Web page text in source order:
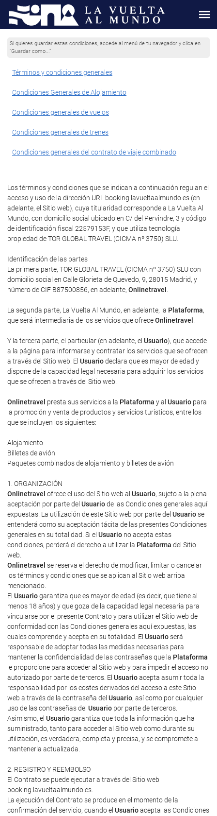
Si quieres guardar estas condiciones, accede al menú de tu navegador y clica en
"Guardar como..."
Términos y condiciones generales
Condiciones Generales de Alojamiento
Condiciones generales de vuelos
Condiciones generales de trenes
Condiciones generales del contrato de viaje combinado
Los términos y condiciones que se indican a continuación regulan el
acceso y uso de la dirección URL booking.lavueltaalmundo.es (en
adelante, el Sitio web), cuya titularidad corresponde a La Vuelta Al
Mundo, con domicilio social ubicado en C/ del Pervindre, 3 y código
de identificación fiscal 22579153F, y que utiliza tecnología
propiedad de TOR GLOBAL TRAVEL (CICMA nº 3750) SLU.
Identificación de las partes
La primera parte, TOR GLOBAL TRAVEL (CICMA nº 3750) SLU con
domicilio social en Calle Glorieta de Quevedo, 9, 28015 Madrid, y
número de CIF B87500856, en adelante, Onlinetravel
La segunda parte, La Vuelta Al Mundo, en adelante, la Plataforma,
que será intermediaria de los servicios que ofreceOnlinetravel
Y la tercera parte, el particular (en adelante, el Usuario), que accede
a la página para informarse y contratar los servicios que se ofrecen
a través del Sitio web. El Usuariodeclara que es mayor de edad y
dispone de la capacidad legal necesaria para adquirir los servicios
que se ofrecen a través del Sitio web.
Onlinetravel presta sus servicios a la Plataforma y al Usuario para
la promoción y venta de productos y servicios turísticos, entre los
que se incluyen los siguientes:
Alojamiento
Billetes de avión
Paquetes combinados de alojamiento y billetes de avión
1. ORGANIZACIÓN
Onlinetravel ofrece el uso del Sitio web al Usuario, sujeto a la plena
aceptación por parte del Usuariode las Condiciones generales aquí
expuestas. La utilización de este Sitio web por parte del Usuariose
entenderá como su aceptación tácita de las presentes Condiciones
generales en su totalidad. Si el Usuario no acepta estas
condiciones, perderá el derecho a utilizar la Plataforma del Sitio
web.
Onlinetravel se reserva el derecho de modificar, limitar o cancelar
los términos y condiciones que se aplican al Sitio web arriba
mencionado.
El Usuariogarantiza que es mayor de edad (es decir, que tiene al
menos 18 años) y que goza de la capacidad legal necesaria para
vincularse por el presente Contrato y para utilizar el Sitio web de
conformidad con las Condiciones generales aquí expuestas, las
cuales comprende y acepta en su totalidad. El Usuarioserá
responsable de adoptar todas las medidas necesarias para
mantener la confidencialidad de las contraseñas que la Plataforma
le proporcione para acceder al Sitio web y para impedir el acceso no
autorizado por parte de terceros. El Usuarioacepta asumir toda la
responsabilidad por los costes derivados del acceso a este Sitio
web a través de la contraseña del Usuario, así como por cualquier
uso de las contraseñas del Usuario por parte de terceros.
Asimismo, el Usuariogarantiza que toda la información que ha
suministrado, tanto para acceder al Sitio web como durante su
utilización, es verdadera, completa y precisa, y se compromete a
mantenerla actualizada.
2. REGISTRO Y REEMBOLSO
El Contrato se puede ejecutar a través del Sitio web
booking.lavueltaalmundo.es.
La ejecución del Contrato se produce en el momento de la
confirmación del servicio, cuando el Usuarioacepta las Condiciones